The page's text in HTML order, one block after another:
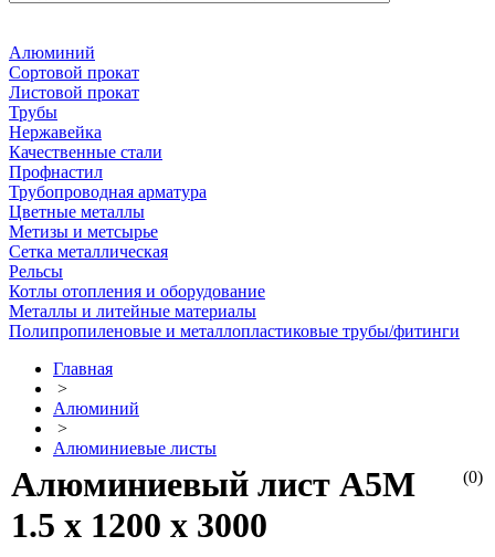
Алюминий
Сортовой прокат
Листовой прокат
Трубы
Нержавейка
Качественные стали
Профнастил
Трубопроводная арматура
Цветные металлы
Метизы и метсырье
Сетка металлическая
Рельсы
Котлы отопления и оборудование
Металлы и литейные материалы
Полипропиленовые и металлопластиковые трубы/фитинги
Главная
>
Алюминий
>
Алюминиевые листы
(0)
Алюминиевый лист А5М
1.5 х 1200 х 3000